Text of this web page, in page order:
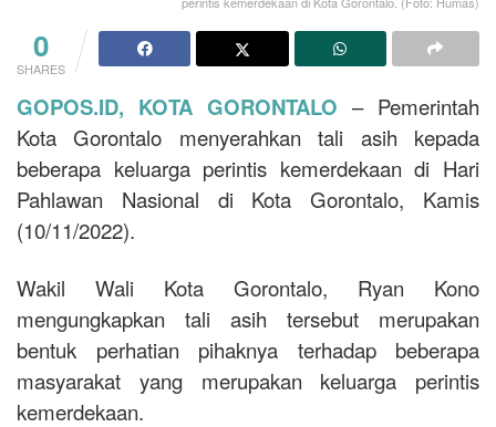
0
SHARES
GOPOS.ID, KOTA GORONTALO – Pemerintah
Kota Gorontalo menyerahkan tali asih kepada
beberapa keluarga perintis kemerdekaan di Hari
Pahlawan Nasional di Kota Gorontalo, Kamis
(10/11/2022).
Wakil Wali Kota Gorontalo, Ryan Kono
mengungkapkan tali asih tersebut merupakan
bentuk perhatian pihaknya terhadap beberapa
masyarakat yang merupakan keluarga perintis
kemerdekaan.